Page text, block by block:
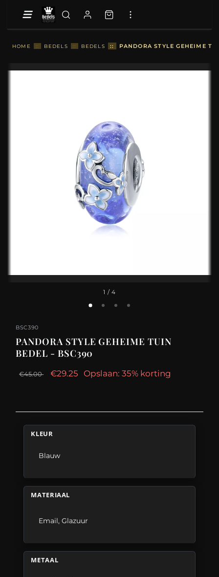
HOME :: BEDELS :: BEDELS :: PANDORA STYLE GEHEIME
1 / 4
BSC390
PANDORA STYLE GEHEIME TUIN
BEDEL - BSC390
€45.00 €29.25 Opslaan: 35% korting
KLEUR
Blauw
MATERIAAL
Email,Glazuur
METAAL